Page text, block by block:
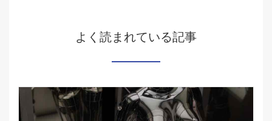
よく読まれている記事